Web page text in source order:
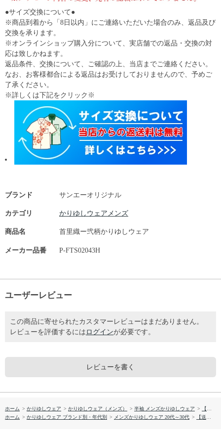
●サイズ交換について●
※商品到着から「8日以内」にご連絡いただいた場合のみ、返品及び
交換を承ります。
※オンラインショップ購入分について、実店舗での返品・交換の対
応は致しかねます。
返品条件、交換について、ご確認の上、当店までご連絡ください。
なお、お客様都合による返品はお受けしておりませんので、予めご
了承ください。
※詳しくは下記をクリック※
ブランド サンエーオリジナル
カテゴリ かりゆしウェアメンズ
商品名 首里織ー弐柄かりゆしウェア
メーカー品番 P-FTS02043H
ユーザーレビュー
この商品に寄せられたカスタマーレビューはまだありません。
レビューを評価するには ログインが必要です。
レビューを書く
ホーム > かりゆしウェア > かりゆしウェア（メンズ） > 半袖 メンズかりゆしウェア >
【送料無料】首里織ー弐柄 かりゆしウェア P-FTS02043H
ホーム > かりゆしウェア ブランド別・年代別 > メンズかりゆしウェア 20代～30代 > 【送料無料】首里織ー弐柄 かりゆしウェア P-FTS02043H